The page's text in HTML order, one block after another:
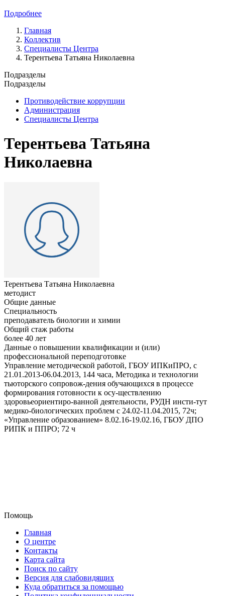
Подробнее
Главная
Коллектив
Специалисты Центра
Терентьева Татьяна Николаевна
Подразделы
Подразделы
Противодействие коррупции
Администрация
Специалисты Центра
Терентьева Татьяна
Николаевна
Терентьева Татьяна Николаевна
методист
Общие данные
Специальность
преподаватель биологии и химии
Общий стаж работы
более 40 лет
Данные о повышении квалификации и (или)
профессиональной переподготовке
Управление методической работой, ГБОУ ИПКиПРО, с
21.01.2013-06.04.2013, 144 часа, Методика и технологии
тьюторского сопровож-дения обучающихся в процессе
формирования готовности к осу-ществлению
здоровьеориентиро-ванной деятельности, РУДН инсти-тут
медико-биологических проблем с 24.02-11.04.2015, 72ч;
«Управление образованием» 8.02.16-19.02.16, ГБОУ ДПО
РИПК и ППРО; 72 ч
Помощь
Главная
О центре
Контакты
Карта сайта
Поиск по сайту
Версия для слабовидящих
Куда обратиться за помощью